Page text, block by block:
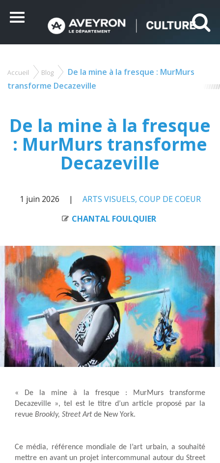
Menu
Vous
êtes
Accueil Blog
De la mine à la fresque : MurMurs
transforme Decazeville
De la mine à la fresque
: MurMurs transforme
Decazeville
1 juin 2026 ARTS VISUELS, COUP DE COEUR
CHANTAL FOULQUIER
« De la mine à la fresque : MurMurs transforme
Decazeville », tel est le titre d’un article proposé par la
revue Brookly, Street Artde New York.
Ce média, référence mondiale de l’art urbain, a souhaité
mettre en avant un projet intercommunal autour du Street
ceux que vous souhaitez activer
Tout accepter Tout refuser Personnaliser